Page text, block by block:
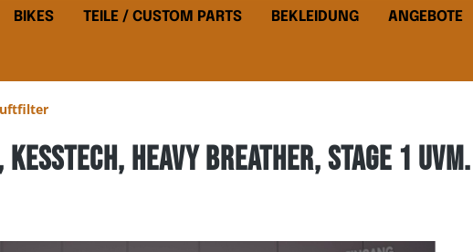
BIKES TEILE / CUSTOM PARTS BEKLEIDUNG ANGEBOTE
Kesstech, Heavy Breather, Stage 1 uvm.